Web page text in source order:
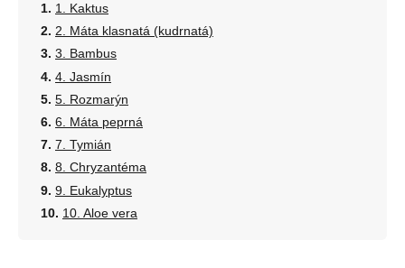
1. Kaktus
2. Máta klasnatá (kudrnatá)
3. Bambus
4. Jasmín
5. Rozmarýn
6. Máta peprná
7. Tymián
8. Chryzantéma
9. Eukalyptus
10. Aloe vera